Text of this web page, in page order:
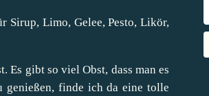
Sirup, Limo, Gelee, Pesto, Likör,
Es gibt so viel Obst, dass man es
genießen, finde ich da eine tolle